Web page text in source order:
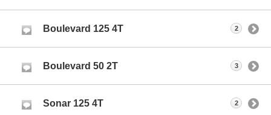
Boulevard 125 4T 2
Boulevard 50 2T 3
Sonar 125 4T 2